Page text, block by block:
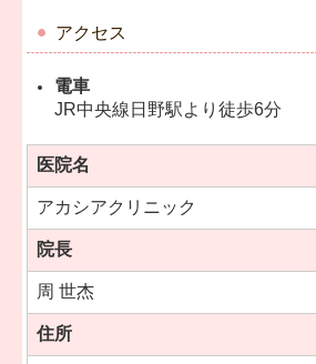
アクセス
電車
JR中央線日野駅より徒歩6分
医院名
アカシアクリニック
院長
周 世杰
住所